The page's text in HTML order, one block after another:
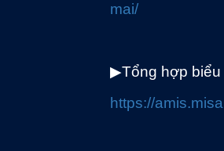
mai/
▶Tổng hợp
https://